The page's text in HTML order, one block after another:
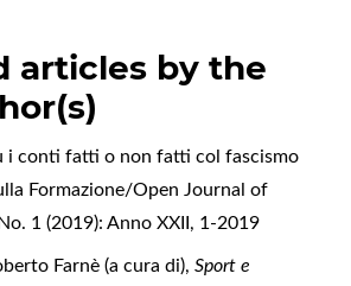
articles by the
i conti fatti o non fatti col fascismo
Formazione/Open Journal of
1 (2019): Anno XXII, 1-2019
Farnè (a cura di), Sport e